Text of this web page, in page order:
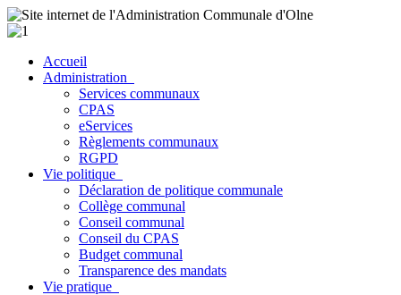
Accueil
Administration
Services communaux
CPAS
eServices
Règlements communaux
RGPD
Vie politique
Déclaration de politique communale
Collège communal
Conseil communal
Conseil du CPAS
Budget communal
Transparence des mandats
Vie pratique